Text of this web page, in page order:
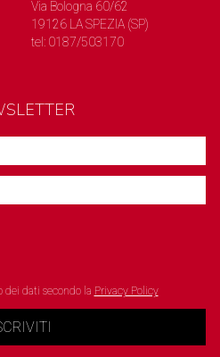
Via Bologna 60/62
19126 LA SPEZIA (SP)
tel: 0187/503170
dati secondo la Privacy Policy